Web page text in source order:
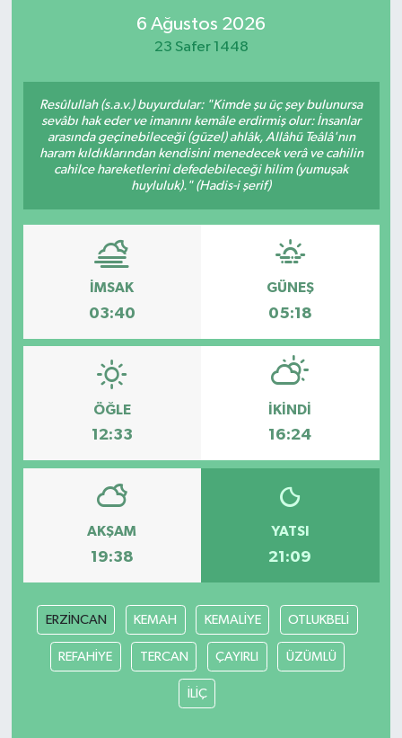
6 Ağustos 2026
23 Safer 1448
Resûlullah (s.a.v.) buyurdular: "Kimde şu üç şey bulunursa
sevâbı hak eder ve imanını kemâle erdirmiş olur: İnsanlar
arasında geçinebileceği (güzel) ahlâk, Allâhü Teâlâ'nın
haram kıldıklarından kendisini menedecek verâ ve cahilin
cahilce hareketlerini defedebileceği hilim (yumuşak
huyluluk)." (Hadis-i şerif)
İMSAK
03:40
GÜNEŞ
05:18
ÖĞLE
12:33
İKINDI
16:24
AKŞAM
19:38
YATSI
21:09
ERZİNCAN KEMAH KEMALİYE OTLUKBELİ
REFAHİYE TERCAN ÇAYIRLI ÜZÜMLÜ
İLİÇ